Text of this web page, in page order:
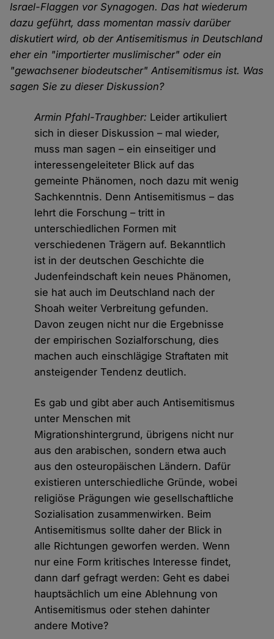
Israel-Flaggen vor Synagogen. Das hat wiederum
dazu geführt, dass momentan massiv darüber
diskutiert wird, ob der Antisemitismus in Deutschland
eher ein "importierter muslimischer" oder ein
"gewachsener biodeutscher" Antisemitismus ist. Was
sagen Sie zu dieser Diskussion?
Armin Pfahl-Traughber: Leider artikuliert
sich in dieser Diskussion – mal wieder,
muss man sagen – ein einseitiger und
interessengeleiteter Blick auf das
gemeinte Phänomen, noch dazu mit wenig
Sachkenntnis. Denn Antisemitismus – das
lehrt die Forschung – tritt in
unterschiedlichen Formen mit
verschiedenen Trägern auf. Bekanntlich
ist in der deutschen Geschichte die
Judenfeindschaft kein neues Phänomen,
sie hat auch im Deutschland nach der
Shoah weiter Verbreitung gefunden.
Davon zeugen nicht nur die Ergebnisse
der empirischen Sozialforschung, dies
machen auch einschlägige Straftaten mit
ansteigender Tendenz deutlich.
Es gab und gibt aber auch Antisemitismus
unter Menschen mit
Migrationshintergrund, übrigens nicht nur
aus den arabischen, sondern etwa auch
aus den osteuropäischen Ländern. Dafür
existieren unterschiedliche Gründe, wobei
religiöse Prägungen wie gesellschaftliche
Sozialisation zusammenwirken. Beim
Antisemitismus sollte daher der Blick in
alle Richtungen geworfen werden. Wenn
nur eine Form kritisches Interesse findet,
dann darf gefragt werden: Geht es dabei
hauptsächlich um eine Ablehnung von
Antisemitismus oder stehen dahinter
andere Motive?